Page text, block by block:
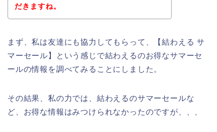
だきますね。
まず、私は友達にも協力してもらって、【結わえる サ
マーセール】という感じで結わえるのお得なサマーセ
ールの情報を調べてみることにしました。
その結果、私の力では、結わえるのサマーセールな
ど、お得な情報はみつけられなかったのですが、、、